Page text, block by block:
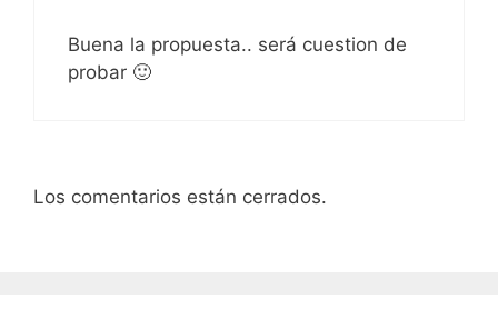
Buena la propuesta.. será cuestion de
probar 🙂
Los comentarios están cerrados.